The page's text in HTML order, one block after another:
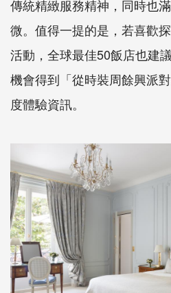
傳統精緻服務精神，同時也
微。值得一提的是，若喜歡
活動，全球最佳50飯店也建
機會得到「從時裝周餘興派
度體驗資訊。